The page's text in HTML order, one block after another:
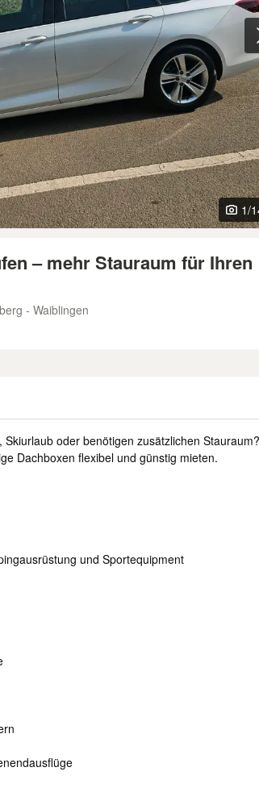
1/
– mehr Stauraum für Ihren
- Waiblingen
oder benötigen zusätzlichen Stauraum?
Dachboxen flexibel und günstig mieten.
und Sportequipment